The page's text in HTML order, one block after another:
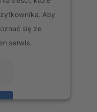
Aby
się ze
serwis.